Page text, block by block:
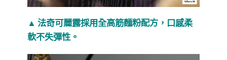
▲ 法奇可麗露採用全高筋麵粉配方，口感柔
軟不失彈性。